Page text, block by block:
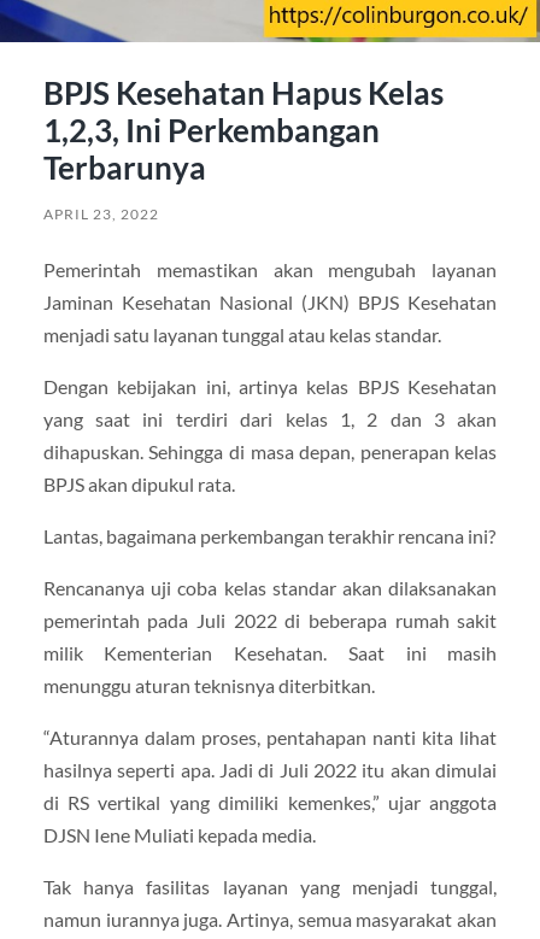
BPJS Kesehatan Hapus Kelas
1,2,3, Ini Perkembangan
Terbarunya
APRIL 23, 2022
Pemerintah memastikan akan mengubah layanan
Jaminan Kesehatan Nasional (JKN) BPJS Kesehatan
menjadi satu layanan tunggal atau kelas standar.
Dengan kebijakan ini, artinya kelas BPJS Kesehatan
yang saat ini terdiri dari kelas 1, 2 dan 3 akan
dihapuskan. Sehingga di masa depan, penerapan kelas
BPJS akan dipukul rata.
Lantas, bagaimana perkembangan terakhir rencana ini?
Rencananya uji coba kelas standar akan dilaksanakan
pemerintah pada Juli 2022 di beberapa rumah sakit
milik Kementerian Kesehatan. Saat ini masih
menunggu aturan teknisnya diterbitkan.
“Aturannya dalam proses, pentahapan nanti kita lihat
hasilnya seperti apa. Jadi di Juli 2022 itu akan dimulai
di RS vertikal yang dimiliki kemenkes,” ujar anggota
DJSN Iene Muliati kepada media.
Tak hanya fasilitas layanan yang menjadi tunggal,
namun iurannya juga. Artinya, semua masyarakat akan